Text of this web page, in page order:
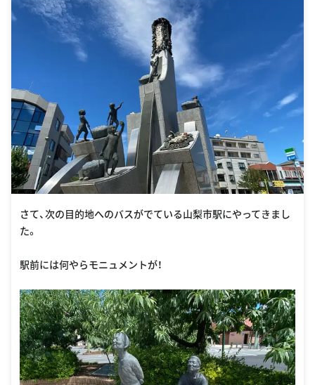
さて、次の目的地へのバスがでている山梨市駅にやってきまし
た。
駅前には何やらモニュメントが！